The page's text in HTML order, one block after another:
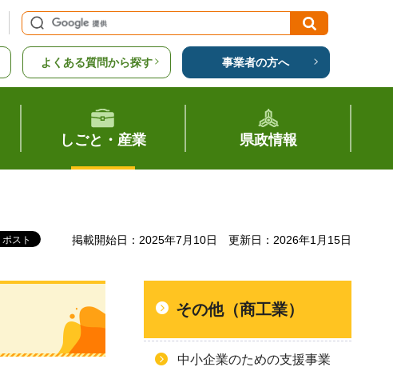
よくある質問から探す 事業者の方へ
しごと・産業 県政情報
掲載開始日：2025年7月10日 更新日：2026年1月15日
その他（商工業）
中小企業のための支援事業